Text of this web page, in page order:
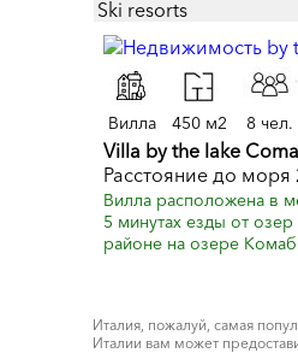
Ski resorts
Вилла 450 м2 8 чел.
Villa by the lake
Расстояние до моря
Вилла расположена в
5 минутах езды от
районе на озере
Италия, пожалуй, самая
Италии вам может